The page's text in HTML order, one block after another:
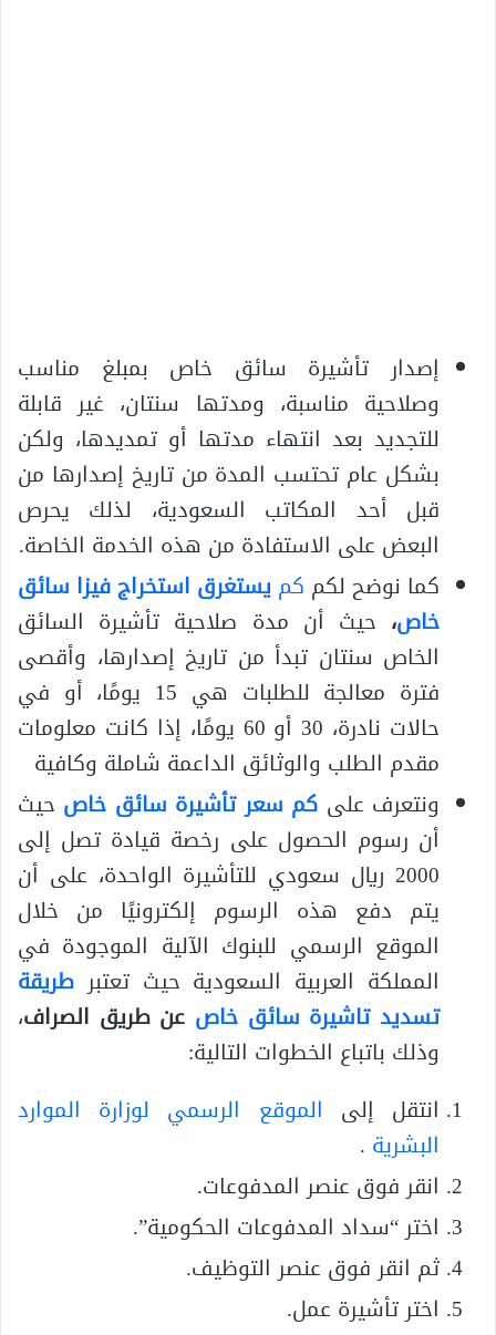
إصدار تأشيرة سائق خاص بمبلغ مناسب
وصلاحية مناسبة، ومدتها سنتان، غير قابلة
للتجديد بعد انتهاء مدتها أو تمديدها، ولكن
بشكل عام تحتسب المدة من تاريخ إصدارها من
قبل أحد المكاتب السعودية، لذلك يحرص
البعض على الاستفادة من هذه الخدمة الخاصة.
كما نوضح لكم كميستغرق استخراج فيزا سائق
خاص، حيث أن مدة صلاحية تأشيرة السائق
الخاص سنتان تبدأ من تاريخ إصدارها، وأقصى
فترة معالجة للطلبات هي 15 يومًا، أو في
حالات نادرة، 30 أو 60 يومًا، إذا كانت معلومات
مقدم الطلب والوثائق الداعمة شاملة وكافية
ونتعرف على كم سعر تأشيرة سائق خاص حيث
أن رسوم الحصول على رخصة قيادة تصل إلى
2000 ريال سعودي للتأشيرة الواحدة، على أن
يتم دفع هذه الرسوم إلكترونيًا من خلال
الموقع الرسمي للبنوك الآلية الموجودة في
المملكة العربية السعودية حيث تعتبر طريقة
تسديد تاشيرة سائق خاص عن طريق الصراف،
وذلك باتباع الخطوات التالية:
انتقل إلى الموقع الرسمي لوزارة الموارد
البشرية .
انقر فوق عنصر المدفوعات.
اختر “سداد المدفوعات الحكومية”.
ثم انقر فوق عنصر التوظيف.
اختر تأشيرة عمل.